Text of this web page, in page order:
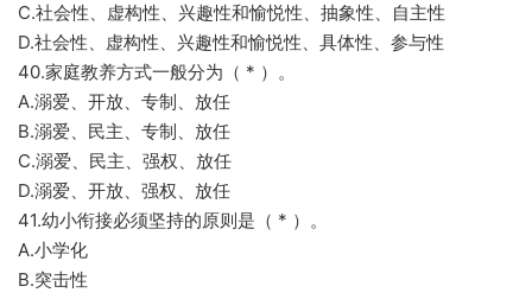
C.社会性、虚构性、兴趣性和愉悦性、抽象性、自主性
D.社会性、虚构性、兴趣性和愉悦性、具体性、参与性
40.家庭教养方式一般分为（ * ）。
A.溺爱、开放、专制、放任
B.溺爱、民主、专制、放任
C.溺爱、民主、强权、放任
D.溺爱、开放、强权、放任
41.幼小衔接必须坚持的原则是（ * ）。
A.小学化
B.突击性